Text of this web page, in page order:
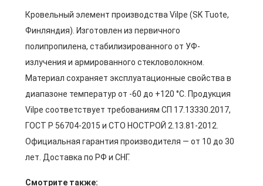
Кровельный элемент производства Vilpe (SK Tuote,
Финляндия). Изготовлен из первичного
полипропилена, стабилизированного от УФ-
излучения и армированного стекловолокном.
Материал сохраняет эксплуатационные свойства в
диапазоне температур от -60 до +120 °C. Продукция
Vilpe соответствует требованиям СП 17.13330.2017,
ГОСТ Р 56704-2015 и СТО НОСТРОЙ 2.13.81-2012.
Официальная гарантия производителя — от 10 до 30
лет. Доставка по РФ и СНГ.
Смотрите также: